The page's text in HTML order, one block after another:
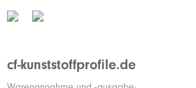
cf-kunststoffprofile.de